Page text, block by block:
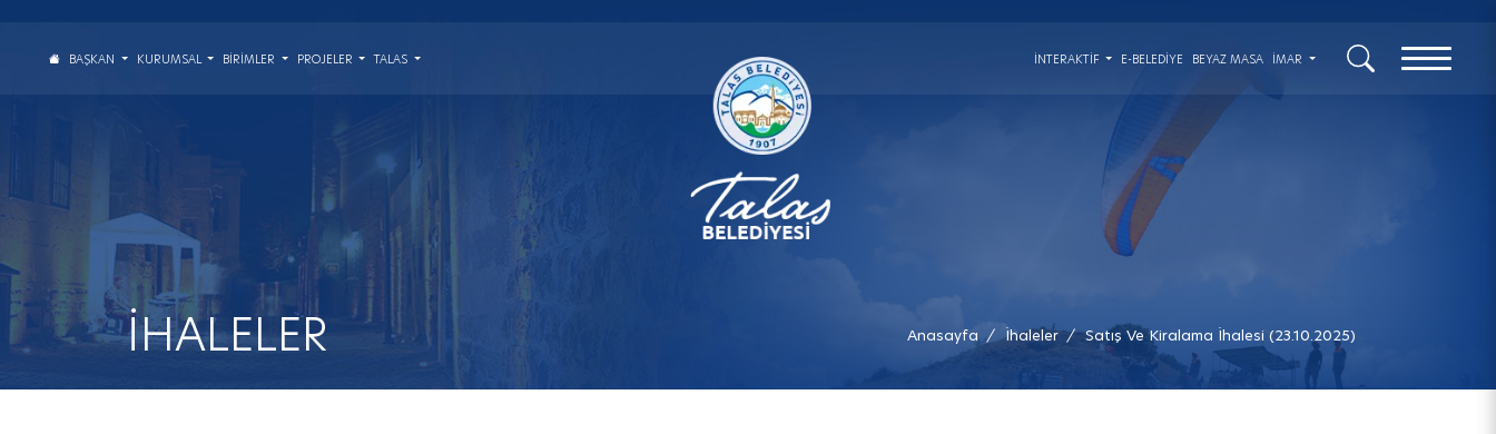
BAŞKAN KURUMSAL BIRIMLER PROJELER TALAS İNTERAKTIF E-BELEDİYE BEYAZ MASA İMAR
İHALELER Anasayfa / İhaleler / Satış Ve Kiralama İhalesi (23.10.2025)